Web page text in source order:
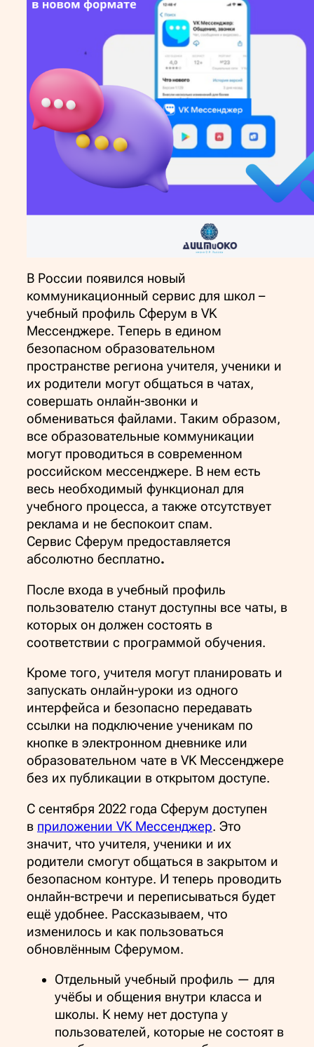
В России появился новый
коммуникационный сервис для школ –
учебный профиль Сферум в VK
Мессенджере. Теперь в едином
безопасном образовательном
пространстве региона учителя, ученики и
их родители могут общаться в чатах,
совершать онлайн-звонки и
обмениваться файлами. Таким образом,
все образовательные коммуникации
могут проводиться в современном
российском мессенджере. В нем есть
весь необходимый функционал для
учебного процесса, а также отсутствует
реклама и не беспокоит спам.
Сервис Сферум предоставляется
абсолютно бесплатно.
После входа в учебный профиль
пользователю станут доступны все чаты, в
которых он должен состоять в
соответствии с программой обучения.
Кроме того, учителя могут планировать и
запускать онлайн-уроки из одного
интерфейса и безопасно передавать
ссылки на подключение ученикам по
кнопке в электронном дневнике или
образовательном чате в VK Мессенджере
без их публикации в открытом доступе.
С сентября 2022 года Сферум доступен
в приложении VK Мессенджер. Это
значит, что учителя, ученики и их
родители смогут общаться в закрытом и
безопасном контуре. И теперь проводить
онлайн-встречи и переписываться будет
ещё удобнее. Рассказываем, что
изменилось и как пользоваться
обновлённым Сферумом.
Отдельный учебный профиль — для
учёбы и общения внутри класса и
школы. К нему нет доступа у
пользователей, которые не состоят в